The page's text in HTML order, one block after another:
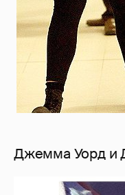
Джемма Уорд и